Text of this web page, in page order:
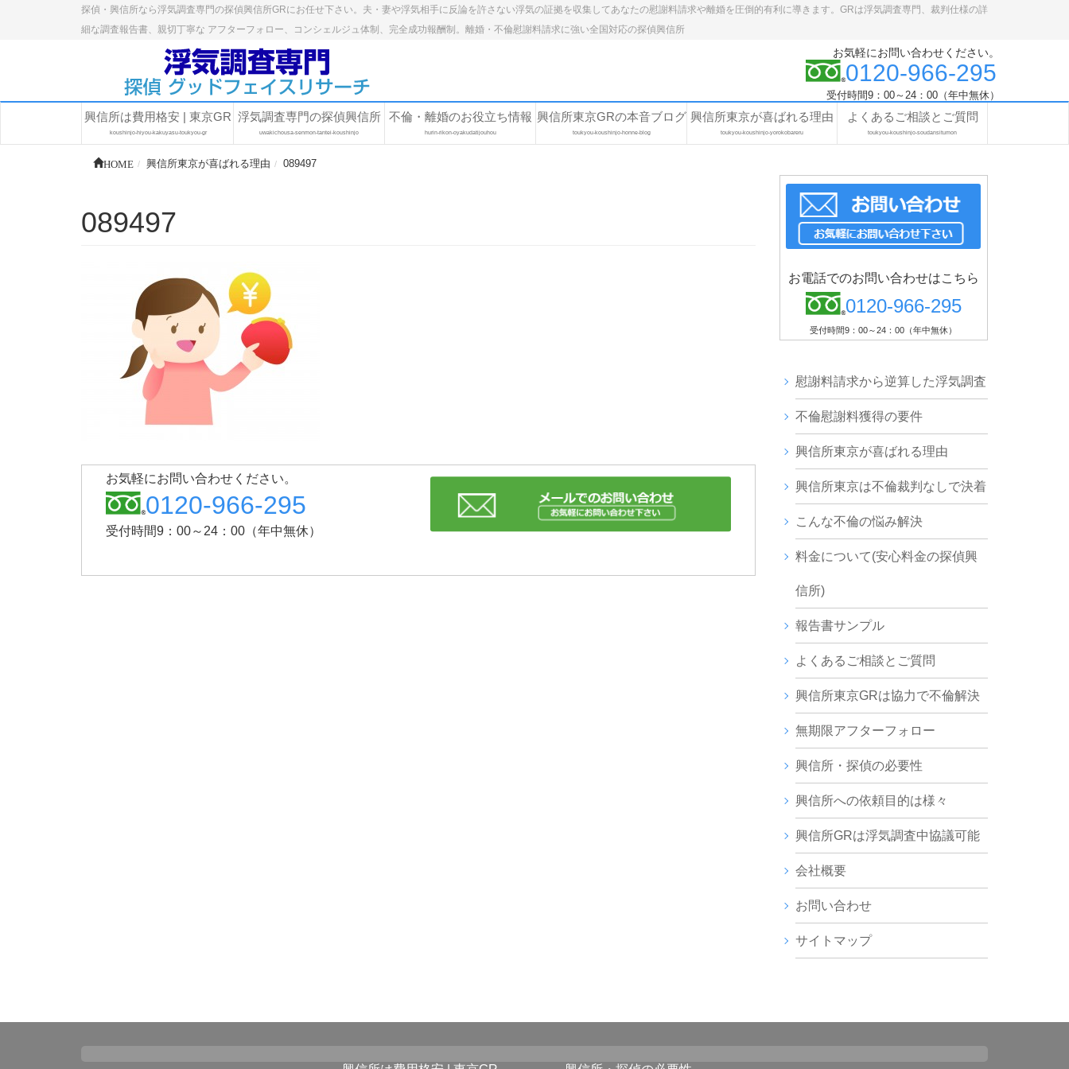
探偵・興信所なら浮気調査専門の探偵興信所GRにお任せ下さい。夫・妻や浮気相手に反論を許さない浮気の証拠を収集してあなたの慰謝料請求や離婚を圧倒的有利に導きます。GRは浮気調査専門、裁判仕様の詳
細な調査報告書、親切丁寧な アフターフォロー、コンシェルジュ体制、完全成功報酬制。離婚・不倫慰謝料請求に強い全国対応の探偵興信所
お気軽にお問い合わせください。
0120-966-295
受付時間9：00～24：00（年中無休）
興信所は費用格安 | 東京GR
koushinjo-hiyou-kakuyasu-toukyou-gr
浮気調査専門の探偵興信所
uwakichousa-senmon-tantei-koushinjo
不倫・離婚のお役立ち情報
hurin-rikon-oyakudatijouhou
興信所東京GRの本音ブログ
toukyou-koushinjo-honne-blog
興信所東京が喜ばれる理由
toukyou-koushinjo-yorokobareru
よくあるご相談とご質問
toukyou-koushinjo-soudansitumon
HOME 興信所東京が喜ばれる理由 089497
089497
お気軽にお問い合わせください。
0120-966-295
受付時間9：00～24：00（年中無休）
お電話でのお問い合わせはこちら
0120-966-295
受付時間9：00～24：00（年中無休）
慰謝料請求から逆算した浮気調査
不倫慰謝料獲得の要件
興信所東京が喜ばれる理由
興信所東京は不倫裁判なしで決着
こんな不倫の悩み解決
料金について(安心料金の探偵興
信所)
報告書サンプル
よくあるご相談とご質問
興信所東京GRは協力で不倫解決
無期限アフターフォロー
興信所・探偵の必要性
興信所への依頼目的は様々
興信所GRは浮気調査中協議可能
会社概要
お問い合わせ
サイトマップ